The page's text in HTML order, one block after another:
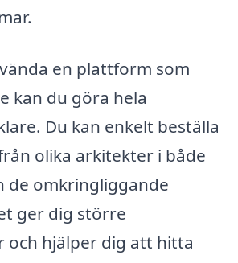
en plattform som
kan du göra hela
Du kan enkelt beställa
olika arkitekter i både
de omkringliggande
ger dig större
och hjälper dig att hitta